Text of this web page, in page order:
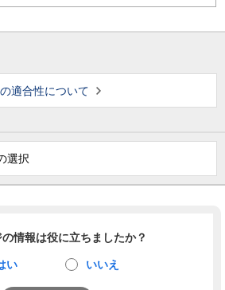
適合性について
選択
情報は役に立ちましたか？
い いいえ